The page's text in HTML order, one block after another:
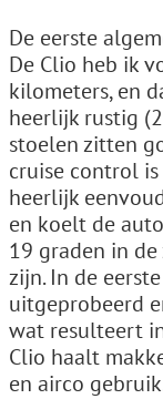
De eerste
De Clio heb ik
kilometers, en
heerlijk rustig
stoelen zitten
cruise control
heerlijk
en koelt de
19 graden in
zijn. In de
uitgeprobeerd
wat resulteert
Clio haalt
en airco